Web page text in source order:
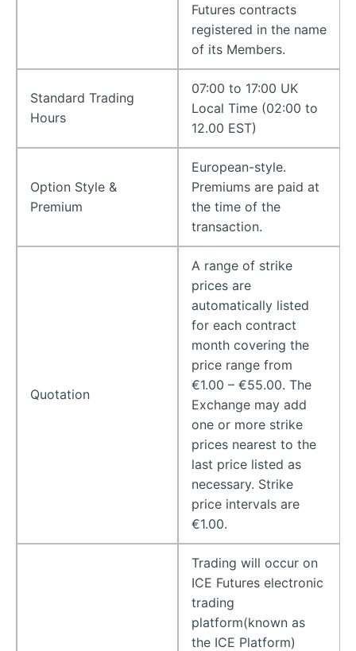
Futures contracts
registered in the name
of its Members.
Standard Trading
Hours
07:00 to 17:00 UK
Local Time (02:00 to
12.00 EST)
Option Style &
Premium
European-style.
Premiums are paid at
the time of the
transaction.
Quotation
A range of strike
prices are
automatically listed
for each contract
month covering the
price range from
€1.00 – €55.00. The
Exchange may add
one or more strike
prices nearest to the
last price listed as
necessary. Strike
price intervals are
€1.00.
Trading will occur on
ICE Futures electronic
trading
platform(known as
the ICE Platform)